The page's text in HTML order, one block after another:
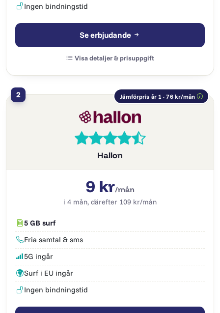
Ingen bindningstid
Se erbjudande
Visa detaljer & prisuppgift
2 Jämförpris år 1 · 76 kr/mån
Hallon
9 kr/mån
i 4 mån, därefter 109 kr/mån
5 GB surf
Fria samtal & sms
5G ingår
Surf i EU ingår
Ingen bindningstid